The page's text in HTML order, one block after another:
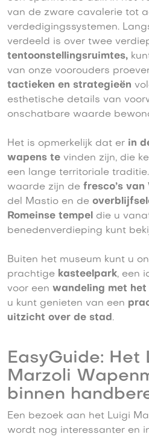
van de zware cavalerie tot
verdedigingssystemen.
verdeeld is over twee
tentoonstellingsruimtes,
van onze voorouders
tactieken en strategieën
esthetische details van
onschatbare waarde
Het is opmerkelijk dat er in
wapens te vinden zijn, die
een lange territoriale
waarde zijn de fresco’s van
del Mastio en de
Romeinse tempel die u
benedenverdieping kunt
Buiten het museum kunt u
prachtige kasteelpark, een
voor een wandeling met het
u kunt genieten van een
uitzicht over de stad.
EasyGuide: Het
Marzoli
binnen
Een bezoek aan het Luigi
wordt nog interessanter en